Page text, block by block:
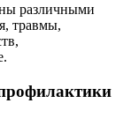
различными
травмы,